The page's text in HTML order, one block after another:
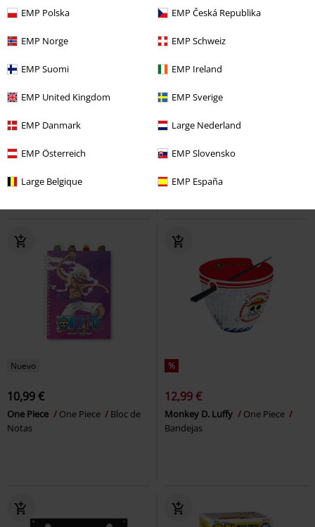
EMP Polska EMP Česká Republika
EMP Norge EMP Schweiz
EMP Suomi EMP Ireland
EMP United Kingdom EMP Sverige
EMP Danmark Large Nederland
EMP Österreich EMP Slovensko
Large Belgique EMP España
% Nuevo
6,99 €
Monkey D. Luffy & Nami (Bitty
POP!) Set de 2
One Piece
Funko Bitty Pop!
26,99 €
Straw Hat Crew - Skulls
Piece
Camiseta
Nuevo
10,99 €
One Piece One Piece
Bloc de
Notas
%
12,99 €
Monkey D. Luffy
One Piece
Bandejas